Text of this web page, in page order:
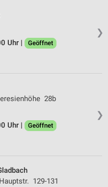
❯
Uhr |
Geöffnet
❯
28b
Uhr |
Geöffnet
129-131